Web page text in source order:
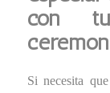
con
Si necesita que